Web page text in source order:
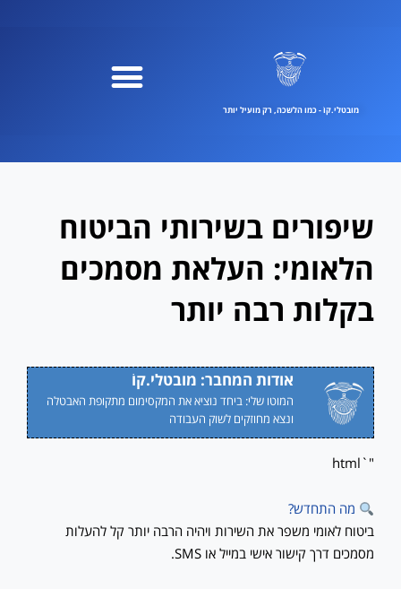
מובטלי.קוֹ - כמו הלשכה, רק מועיל יותר
שיפורים בשירותי הביטוח
הלאומי: העלאת מסמכים
בקלות רבה יותר
אודות המחבר: מובטלי.קוֹ
המוטו שלי: ביחד נוציא את המקסימום מתקופת האבטלה
ונצא מחוזקים לשוק העבודה
"`html
מה התחדש?
ביטוח לאומי משפר את השירות ויהיה הרבה יותר קל להעלות
מסמכים דרך קישור אישי במייל או SMS.